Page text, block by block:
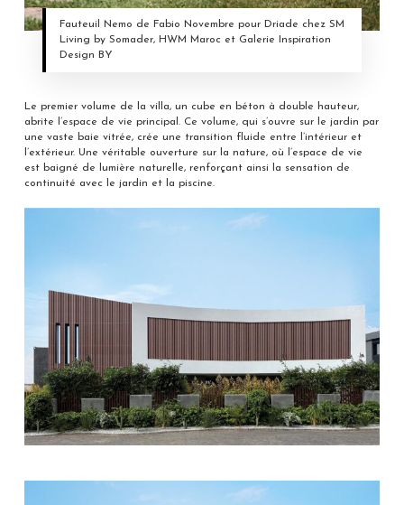
Fauteuil Nemo de Fabio Novembre pour Driade chez SM
Living by Somader, HWM Maroc et Galerie Inspiration
Design BY
Le premier volume de la villa, un cube en béton à double hauteur,
abrite l’espace de vie principal. Ce volume, qui s’ouvre sur le jardin par
une vaste baie vitrée, crée une transition fluide entre l’intérieur et
l’extérieur. Une véritable ouverture sur la nature, où l’espace de vie
est baigné de lumière naturelle, renforçant ainsi la sensation de
continuité avec le jardin et la piscine.